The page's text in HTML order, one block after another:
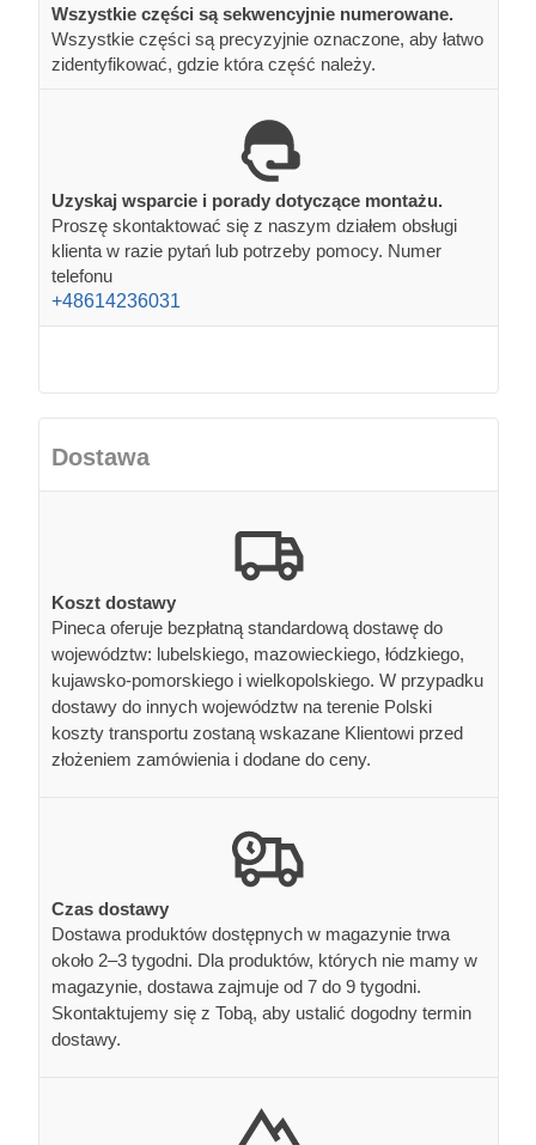
Wszystkie części są sekwencyjnie numerowane.
Wszystkie części są precyzyjnie oznaczone, aby łatwo
zidentyfikować, gdzie która część należy.
Uzyskaj wsparcie i porady dotyczące montażu.
Proszę skontaktować się z naszym działem obsługi
klienta w razie pytań lub potrzeby pomocy. Numer
telefonu
+48614236031
Dostawa
Koszt dostawy
Pineca oferuje bezpłatną standardową dostawę do
województw: lubelskiego, mazowieckiego, łódzkiego,
kujawsko-pomorskiego i wielkopolskiego. W przypadku
dostawy do innych województw na terenie Polski
koszty transportu zostaną wskazane Klientowi przed
złożeniem zamówienia i dodane do ceny.
Czas dostawy
Dostawa produktów dostępnych w magazynie trwa
około 2–3 tygodni. Dla produktów, których nie mamy w
magazynie, dostawa zajmuje od 7 do 9 tygodni.
Skontaktujemy się z Tobą, aby ustalić dogodny termin
dostawy.